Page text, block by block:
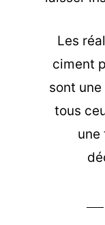
Les
ciment
sont
tous
une